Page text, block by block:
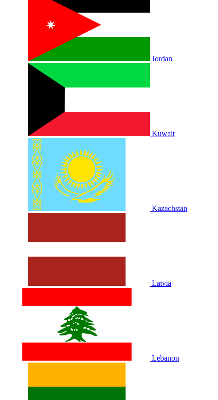
Jordan
Kuwait
Kazachstan
Latvia
Lebanon